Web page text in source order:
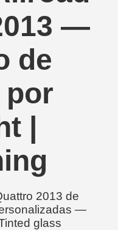
—
de
|
2013 de
—
glass